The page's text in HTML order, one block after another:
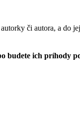
či autora, a do
budete ich príhody